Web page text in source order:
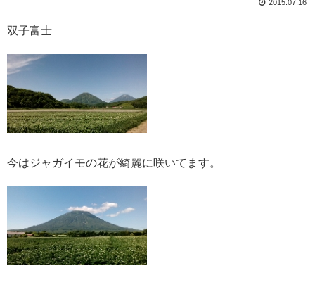
2015.07.16
双子富士
今はジャガイモの花が綺麗に咲いてます。